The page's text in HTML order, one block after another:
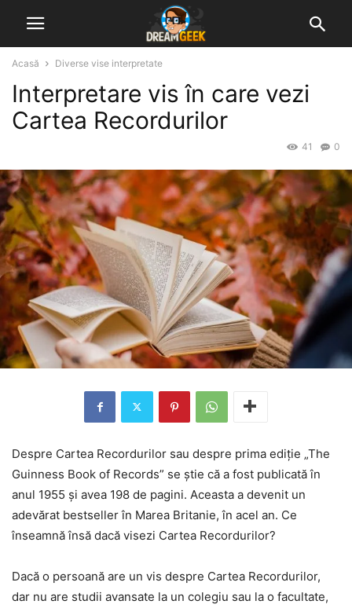
Acasă Diverse vise interpretate
Interpretare vis în care vezi
Cartea Recordurilor
0
41
Despre Cartea Recordurilor sau despre prima ediție „The
Guinness Book of Records” se știe că a fost publicată în
anul 1955 și avea 198 de pagini. Aceasta a devenit un
adevărat bestseller în Marea Britanie, în acel an. Ce
înseamnă însă dacă visezi Cartea Recordurilor?
Dacă o persoană are un vis despre Cartea Recordurilor,
dar nu are studii avansate la un colegiu sau la o facultate,